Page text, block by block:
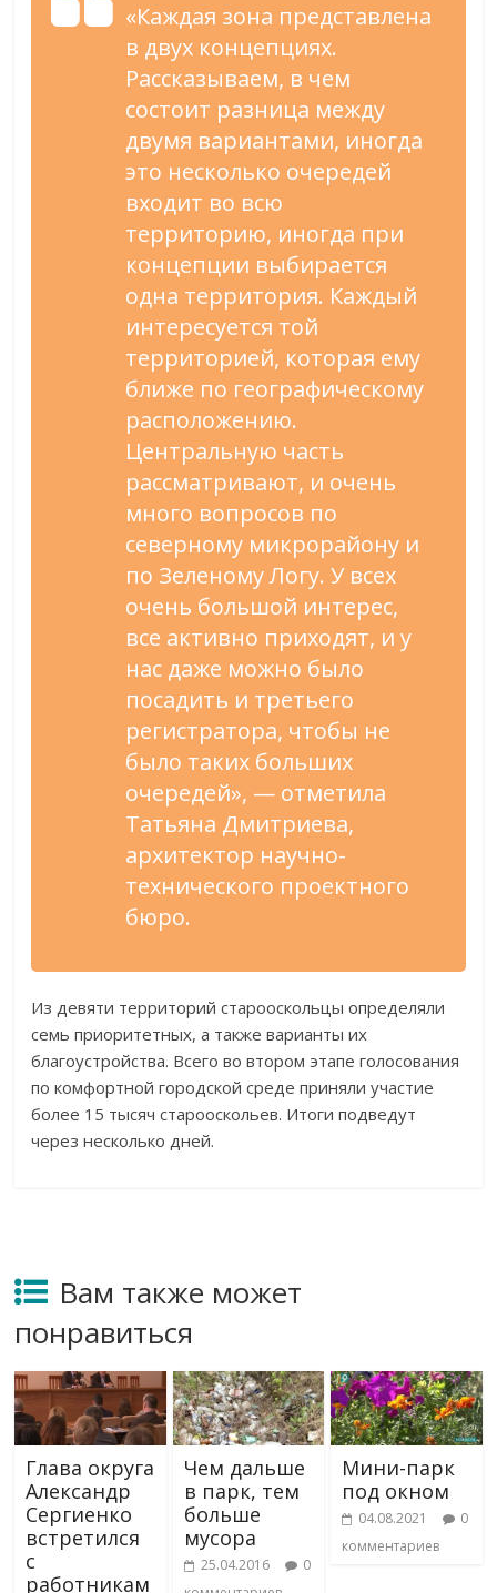
«Каждая зона представлена
в двух концепциях.
Рассказываем, в чем
состоит разница между
двумя вариантами, иногда
это несколько очередей
входит во всю
территорию, иногда при
концепции выбирается
одна территория. Каждый
интересуется той
территорией, которая ему
ближе по географическому
расположению.
Центральную часть
рассматривают, и очень
много вопросов по
северному микрорайону и
по Зеленому Логу. У всех
очень большой интерес,
все активно приходят, и у
нас даже можно было
посадить и третьего
регистратора, чтобы не
было таких больших
очередей», — отметила
Татьяна Дмитриева,
архитектор научно-
технического проектного
бюро.
Из девяти территорий старооскольцы определяли
семь приоритетных, а также варианты их
благоустройства. Всего во втором этапе голосования
по комфортной городской среде приняли участие
более 15 тысяч старооскольев. Итоги подведут
через несколько дней.
Вам также может
понравиться
Глава округа
Александр
Сергиенко
встретился
с
работникам
Чем дальше
в парк, тем
больше
мусора
25.04.2016
0
Мини-парк
под окном
04.08.2021
0
комментариев